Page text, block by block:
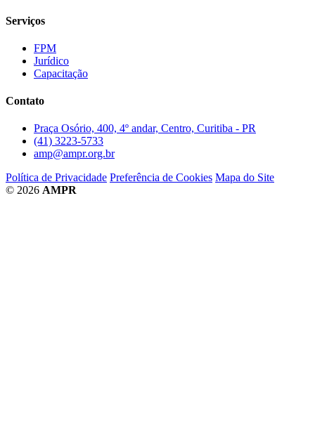
Serviços
FPM
Jurídico
Capacitação
Contato
Praça Osório, 400, 4º andar, Centro, Curitiba - PR
(41) 3223-5733
amp@ampr.org.br
Política de Privacidade Preferência de Cookies Mapa do Site
© 2026 AMPR